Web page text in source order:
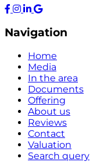
Navigation
Home
Media
In the area
Documents
Offering
About us
Reviews
Contact
Valuation
Search query